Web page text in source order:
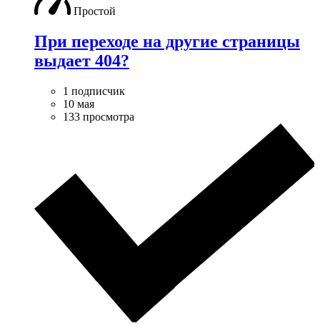
Простой
При переходе на другие страницы
выдает 404?
1 подписчик
10 мая
133 просмотра